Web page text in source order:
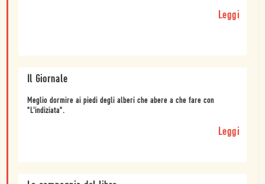
Leggi
Il Giornale
Meglio dormire ai piedi degli alberi che abere a che fare con
"L'indiziata".
Leggi